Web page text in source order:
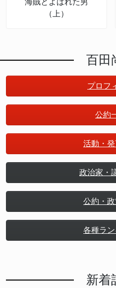
（上）
百田
プロフ
公約
活動・
政治家・
公約・
各種ラ
新着